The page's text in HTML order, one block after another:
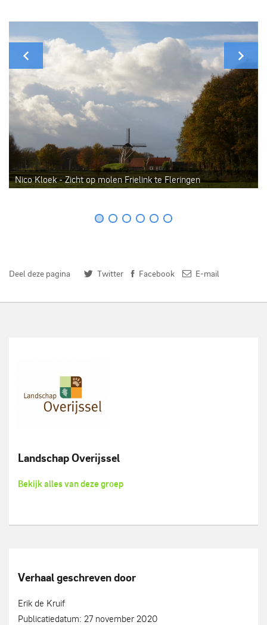
Nico Kloek - Zicht op molen Frielink te Fleringen
Deel deze pagina Twitter Facebook E-mail
Landschap Overijssel
Bekijk alles van deze groep
Verhaal geschreven door
Erik de Kruif
Publicatiedatum: 27 november 2020